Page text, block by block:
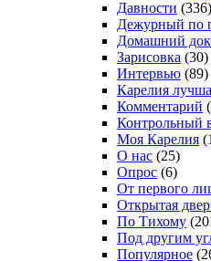
Давности (336)
Дежурный по
Домашний
Зарисовка (30)
Интервью (89)
Карелия
Комментарий
Контрольный
Моя Карелия
О нас (25)
Опрос (6)
От первого
Открытая
По Тихому
Под другим
Популярное